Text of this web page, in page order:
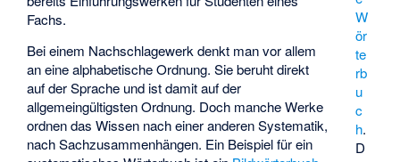
W
ör
te
rb
u
c
h.
D
Fachs.
Bei einem Nachschlagewerk denkt man vor allem
an eine alphabetische Ordnung. Sie beruht direkt
auf der Sprache und ist damit auf der
allgemeingültigsten Ordnung. Doch manche Werke
ordnen das Wissen nach einer anderen Systematik,
nach Sachzusammenhängen. Ein Beispiel für ein